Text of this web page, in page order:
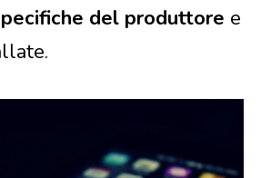
del produttore e